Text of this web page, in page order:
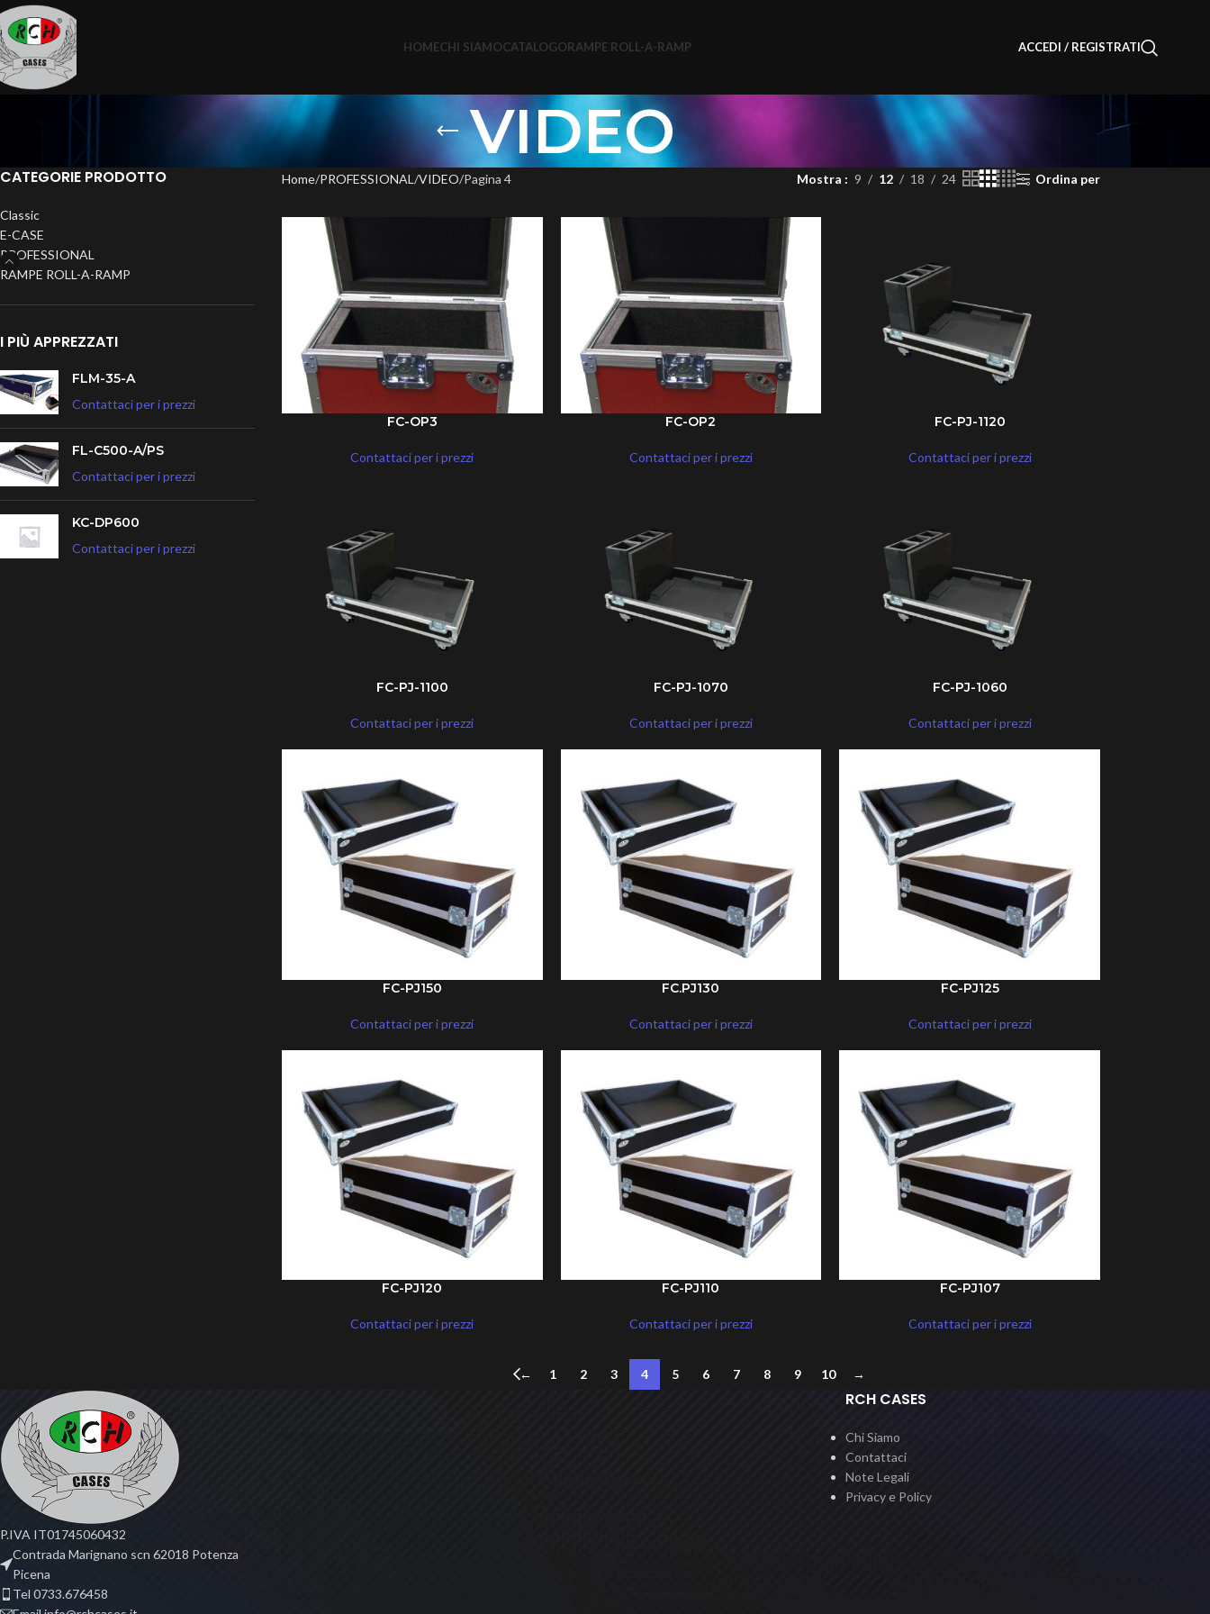
HOMECHI SIAMOCATALOGORAMPE ROLL-A-RAMP ACCEDI / REGISTRATI
VIDEO
CATEGORIE PRODOTTO
Classic
E-CASE
PROFESSIONAL
RAMPE ROLL-A-RAMP
I PIÙ APPREZZATI
FLM-35-A
Contattaci per i prezzi
FL-C500-A/PS
Contattaci per i prezzi
KC-DP600
Contattaci per i prezzi
Home PROFESSIONAL VIDEO Pagina 4 Mostra 9 12 18 24 Ordina per
FC-OP3
Contattaci per i prezzi
FC-OP2
Contattaci per i prezzi
FC-PJ-1120
Contattaci per i prezzi
FC-PJ-1100
Contattaci per i prezzi
FC-PJ-1070
Contattaci per i prezzi
FC-PJ-1060
Contattaci per i prezzi
FC-PJ150
Contattaci per i prezzi
FC.PJ130
Contattaci per i prezzi
FC-PJ125
Contattaci per i prezzi
FC-PJ120
Contattaci per i prezzi
FC-PJ110
Contattaci per i prezzi
FC-PJ107
Contattaci per i prezzi
← 1 2 3 4 5 6 7 8 9 10 →
P.IVA IT01745060432
Contrada Marignano scn 62018 Potenza
Picena
Tel 0733.676458
RCH CASES
Chi Siamo
Contattaci
Note Legali
Privacy e Policy